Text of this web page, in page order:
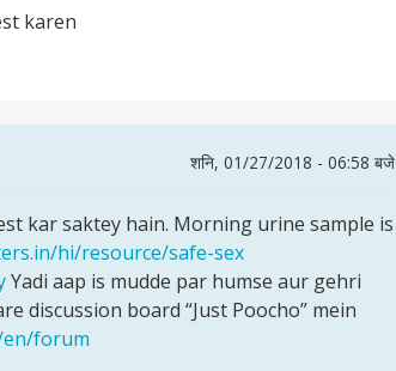
karen
शनि, 01/27/2018 - 06:58 बजे
kar saktey hain. Morning urine sample is
hi/resource/safe-sex
Yadi aap is mudde par humse aur gehri
discussion board “Just Poocho” mein
forum